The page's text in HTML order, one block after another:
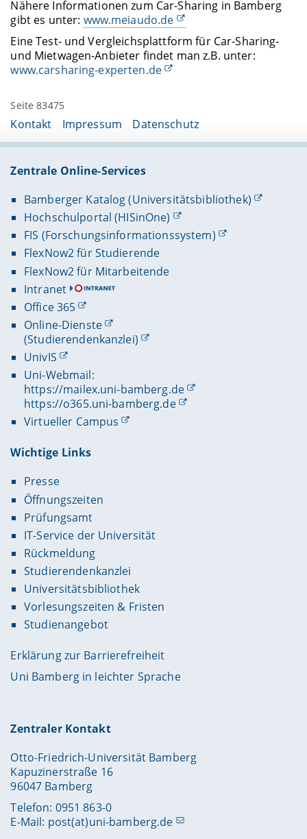
Nähere Informationen zum Car-Sharing in Bamberg
gibt es unter: www.meiaudo.de
Eine Test- und Vergleichsplattform für Car-Sharing-
und Mietwagen-Anbieter findet man z.B. unter:
www.carsharing-experten.de
Seite 83475
Kontakt Impressum Datenschutz
Zentrale Online-Services
Bamberger Katalog (Universitätsbibliothek)
Hochschulportal (HISinOne)
FIS (Forschungsinformationssystem)
FlexNow2 für Studierende
FlexNow2 für Mitarbeitende
Intranet
Office 365
Online-Dienste
(Studierendenkanzlei)
UnivIS
Uni-Webmail:
https://mailex.uni-bamberg.de
https://o365.uni-bamberg.de
Virtueller Campus
Wichtige Links
Presse
Öffnungszeiten
Prüfungsamt
IT-Service der Universität
Rückmeldung
Studierendenkanzlei
Universitätsbibliothek
Vorlesungszeiten & Fristen
Studienangebot
Erklärung zur Barrierefreiheit
Uni Bamberg in leichter Sprache
Zentraler Kontakt
Otto-Friedrich-Universität Bamberg
Kapuzinerstraße 16
96047 Bamberg
Telefon: 0951 863-0
E-Mail: post(at)uni-bamberg.de